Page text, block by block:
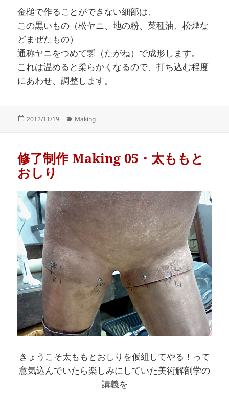
金槌で作ることができない細部は、
この黒いもの（松ヤニ、地の粉、菜種油、松煙な
どまぜたもの）
通称ヤニをつめて鏨（たがね）で成形します。
これは温めると柔らかくなるので、打ち込む程度
にあわせ、調整します。
Posted
2012/11/19 Categories
Making
修了制作 Making 05・太ももと
おしり
きょうこそ太ももとおしりを仮組してやる！って
意気込んでいたら楽しみにしていた美術解剖学の
講義を